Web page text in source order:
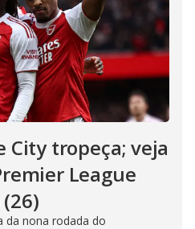
City tropeça; veja
League
da nona rodada do